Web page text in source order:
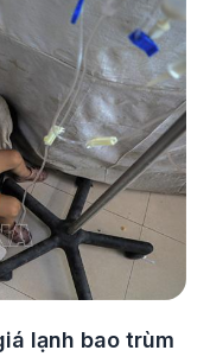
lạnh bao trùm